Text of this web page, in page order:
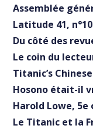
Assemblée
Latitude 41,
Du côté des
Le coin du
Titanic’s
Hosono était-il
Harold Lowe,
Le Titanic et la